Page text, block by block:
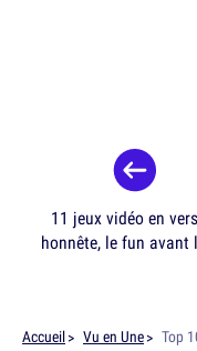
11 jeux vidéo en
honnête, le fun avant
Accueil Vu en Une
Top